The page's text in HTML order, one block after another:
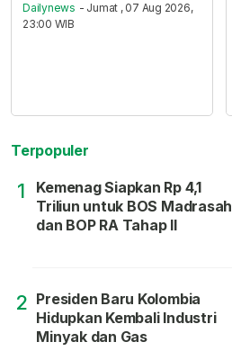
Dailynews - Jumat , 07 Aug 2026,
23:00 WIB
Terpopuler
1
Kemenag Siapkan Rp 4,1
Triliun untuk BOS Madrasah
dan BOP RA Tahap II
2 Presiden Baru Kolombia
Hidupkan Kembali Industri
Minyak dan Gas